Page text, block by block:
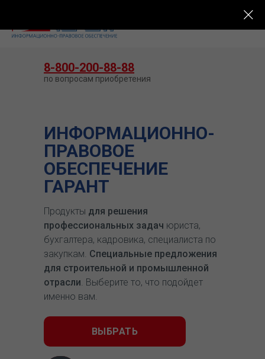
ИНФОРМАЦИОННО-
ПРАВОВОЕ
ОБЕСПЕЧЕНИЕ
ГАРАНТ
Продукты для решения
профессиональных задач юриста,
бухгалтера, кадровика, специалиста по
закупкам. Специальные предложения
для строительной и промышленной
отрасли. Выберите то, что подойдет
именно вам.
ВЫБРАТЬ
8-800-200-88-88
по вопросам приобретения